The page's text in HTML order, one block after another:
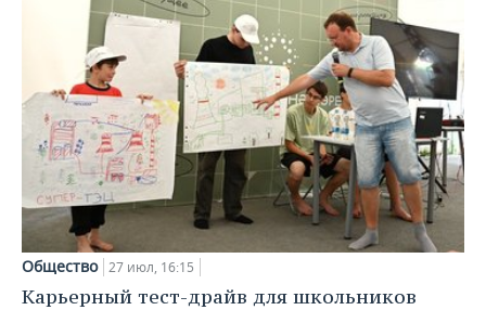
Общество 27 июл, 16:15
Карьерный тест-драйв для школьников